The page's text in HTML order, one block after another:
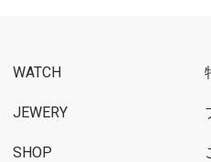
WATCH
JEWERY
SHOP